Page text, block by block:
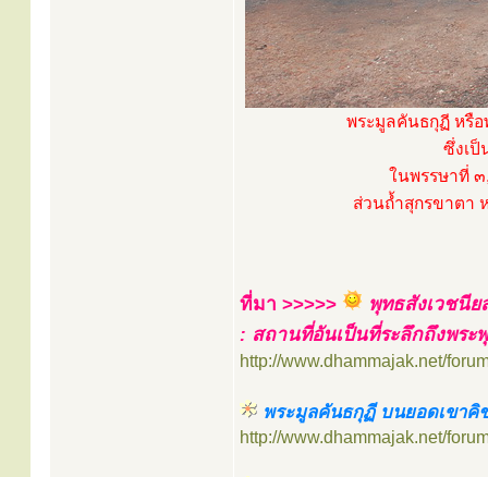
พระมูลคันธกุฏี หรื
ซึ่งเป็
ในพรรษาที่
ส่วนถ้ำสุกรขาตา
ที่มา >>>>>
พุทธสังเวชนี
: สถานที่อันเป็นที่ระลึกถึงพระ
http://www.dhammajak.net/
พระมูลคันธกุฏี บนยอดเขาคิ
http://www.dhammajak.net/